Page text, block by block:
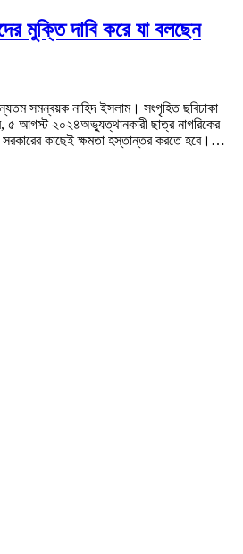
মুক্তি দাবি করে যা বলছেন
সমন্বয়ক নাহিদ ইসলাম। সংগৃহিত ছবিঢাকা
৫ আগস্ট ২০২৪অভ্যুত্থানকারী ছাত্র নাগরিকের
সরকারের কাছেই ক্ষমতা হস্তান্তর করতে হবে। …